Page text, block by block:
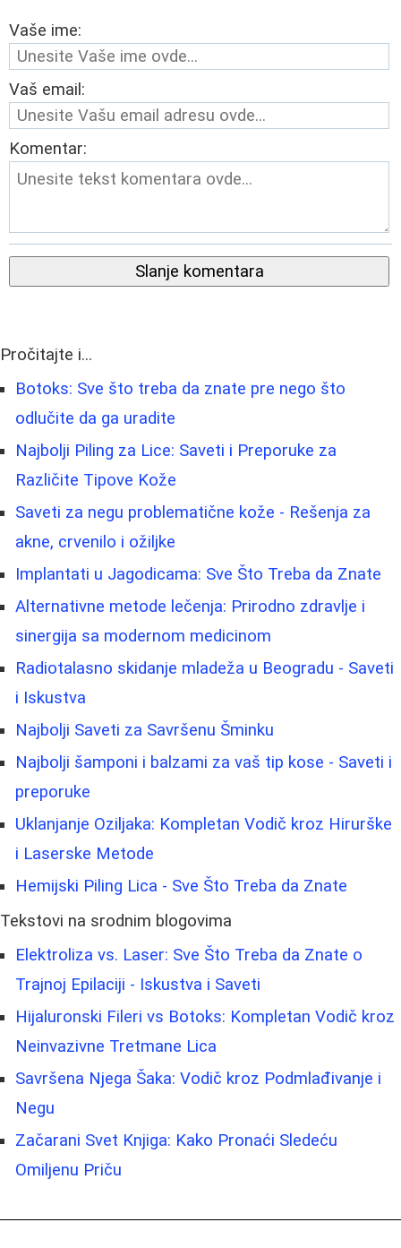
Vaše ime:
Vaš email:
Komentar:
Slanje komentara
Pročitajte i...
Botoks: Sve što treba da znate pre nego što
odlučite da ga uradite
Najbolji Piling za Lice: Saveti i Preporuke za
Različite Tipove Kože
Saveti za negu problematične kože - Rešenja za
akne, crvenilo i ožiljke
Implantati u Jagodicama: Sve Što Treba da Znate
Alternativne metode lečenja: Prirodno zdravlje i
sinergija sa modernom medicinom
Radiotalasno skidanje mladeža u Beogradu - Saveti
i Iskustva
Najbolji Saveti za Savršenu Šminku
Najbolji šamponi i balzami za vaš tip kose - Saveti i
preporuke
Uklanjanje Oziljaka: Kompletan Vodič kroz Hirurške
i Laserske Metode
Hemijski Piling Lica - Sve Što Treba da Znate
Tekstovi na srodnim blogovima
Elektroliza vs. Laser: Sve Što Treba da Znate o
Trajnoj Epilaciji - Iskustva i Saveti
Hijaluronski Fileri vs Botoks: Kompletan Vodič kroz
Neinvazivne Tretmane Lica
Savršena Njega Šaka: Vodič kroz Podmlađivanje i
Negu
Začarani Svet Knjiga: Kako Pronaći Sledeću
Omiljenu Priču